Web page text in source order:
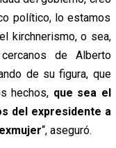
político, lo estamos
kirchnerismo, o sea,
de Alberto
de su figura, que
hechos, que sea el
del expresidente a
“, aseguró.